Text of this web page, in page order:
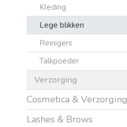
Kleding
Lege blikken
Reinigers
Talkpoeder
Verzorging
Cosmetica & Verzorging
Lashes & Brows